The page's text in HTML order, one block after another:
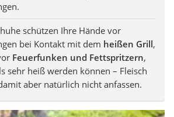
schützen Ihre Hände vor
bei Kontakt mit dem heißen Grill,
Feuerfunken und Fettspritzern,
sehr heiß werden können – Fleisch
aber natürlich nicht anfassen.